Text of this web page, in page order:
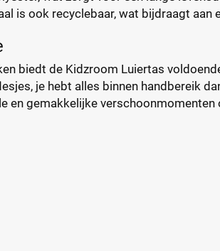
is ook recyclebaar, wat bijdraagt aan
biedt de Kidzroom Luiertas
je hebt alles binnen handbereik
en gemakkelijke verschoonmomenten